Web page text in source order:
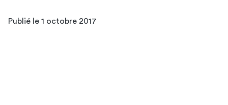
Publié le 1 octobre 2017